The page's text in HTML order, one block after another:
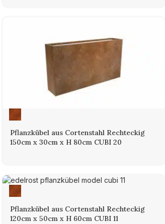
der Herstellung ist der Werkstoff
Dieser natürliche Rostprozess führt zur
Korrosion vorbeugt. Diese besondere
verändert sich mit der Zeit und entwickelt
Pflanzkübel bestehen aus stabilem,
Pflanzkübel aus Cortenstahl Rechteckig
150cm x 30cm x H 80cm CUBI 20
Pflanzkübel aus Cortenstahl Rechteckig
120cm x 50cm x H 60cm CUBI 11